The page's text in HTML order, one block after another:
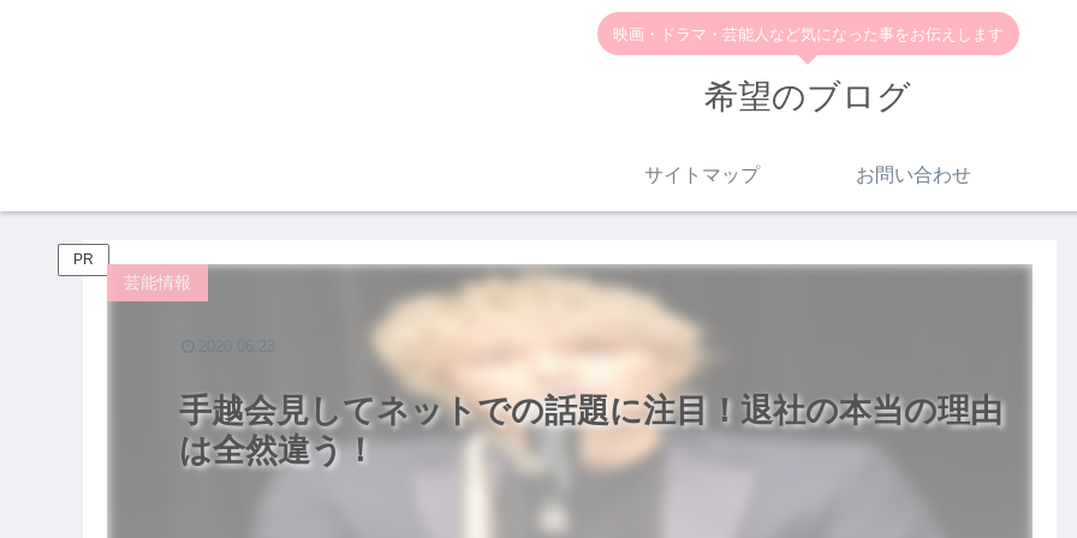
映画・ドラマ・芸能人など気になった事をお伝えします
希望のブログ
サイトマップ お問い合わせ
PR
手越会見してネットでの話題に注目！退社の本当の理由
は全然違う！
芸能情報
2020.06.23